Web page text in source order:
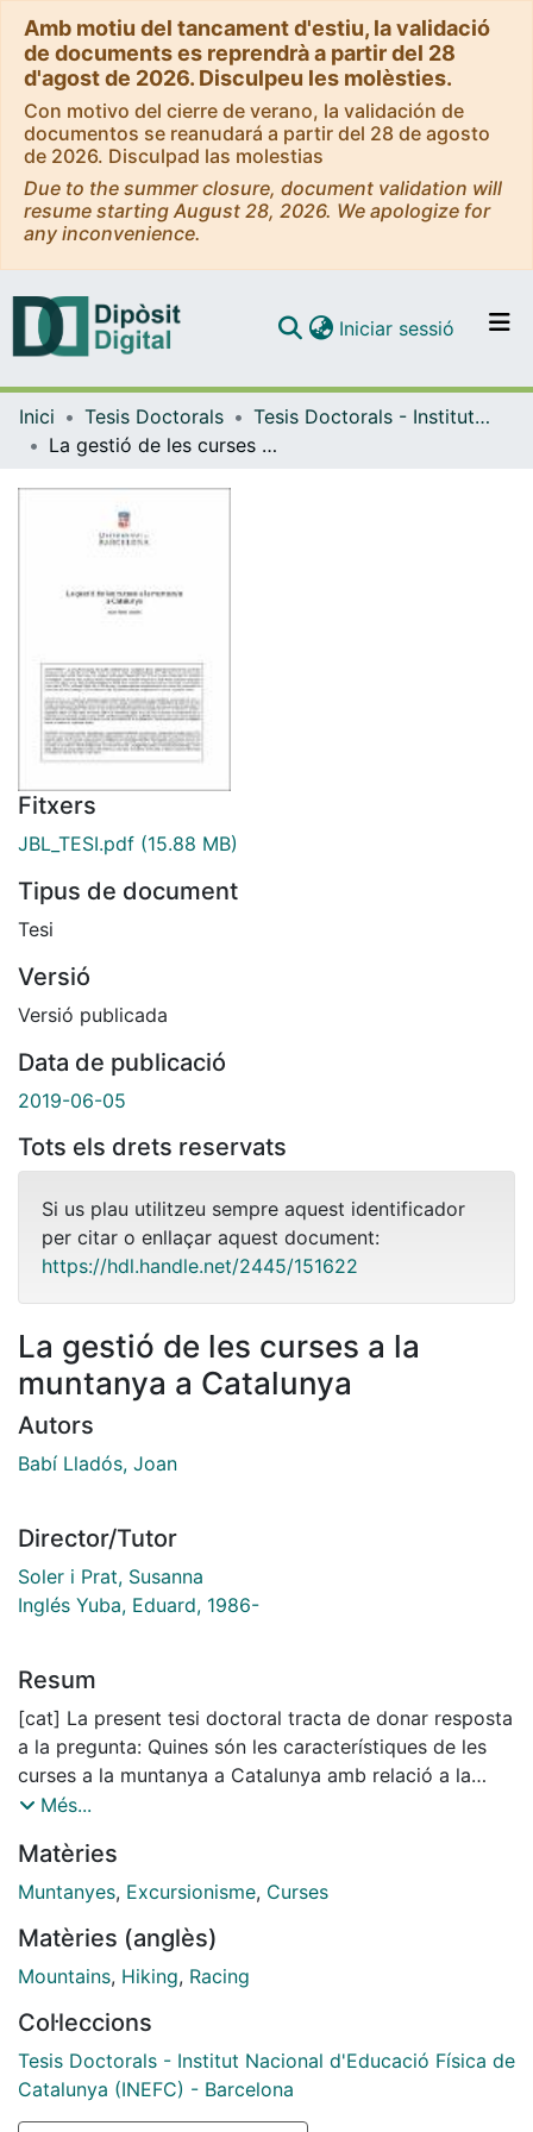
Amb motiu del tancament d'estiu, la validació
de documents es reprendrà a partir del 28
d'agost de 2026. Disculpeu les molèsties.
Con motivo del cierre de verano, la validación de
documentos se reanudará a partir del 28 de agosto
de 2026. Disculpad las molestias
Due to the summer closure, document validation will
resume starting August 28, 2026. We apologize for
any inconvenience.
Navega per tot el DD
Iniciar sessió (current)
Inici Tesis Doctorals
Tesis Doctorals - Institut Nacional d'Educació Física de Catalunya (INEFC) - Barcelona
La gestió de les curses a la muntanya a Catalunya
Fitxers
JBL_TESI.pdf (15.88 MB)
Tipus de document
Tesi
Versió
Versió publicada
Data de publicació
2019-06-05
Tots els drets reservats
Si us plau utilitzeu sempre aquest identificador
per citar o enllaçar aquest document:
https://hdl.handle.net/2445/151622
La gestió de les curses a la
muntanya a Catalunya
Autors
Babí Lladós, Joan
Director/Tutor
Soler i Prat, Susanna
Inglés Yuba, Eduard, 1986-
Resum
[cat] La present tesi doctoral tracta de donar resposta
a la pregunta: Quines són les característiques de les
curses a la muntanya a Catalunya amb relació a la
seva gestió? Aquesta es concreta en els següents tres
curses a la muntanya amb relació a la seva gestió; 2)
Classificar les curses a la muntanya segons les seves
Comparar la gestió de les curses a la muntanya en
funció del tipus de cursa. L'aproximació a la pregunta i
d'un plantejament metodologic mixt: entrevistes
demoscopiques (quantitatiu) i entrevistes en
profunditat (qualitatiu). Pera l'estudi quantitatiu, s'han
seleccionat 166 curses que representen més del 53 %
Més...
Matèries
Muntanyes, Excursionisme, Curses
Matèries (anglès)
Mountains, Hiking, Racing
Col·leccions
Tesis Doctorals - Institut Nacional d'Educació Física de
Catalunya (INEFC) - Barcelona